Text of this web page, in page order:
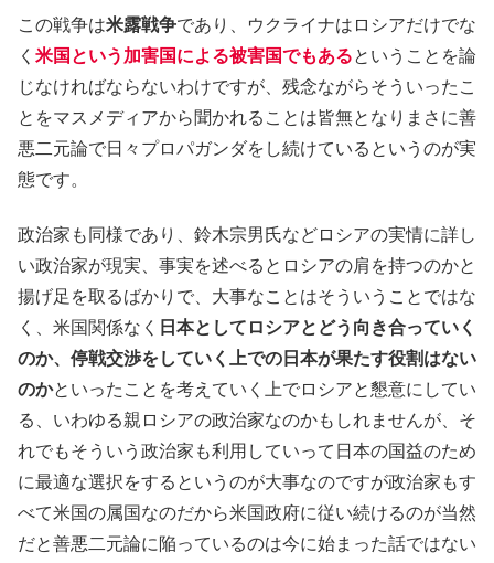
この戦争は米露戦争であり、ウクライナはロシアだけでな
く 米国という加害国による被害国でもあるということを論
じなければならないわけですが、残念ながらそういったこ
とをマスメディアから聞かれることは皆無となりまさに善
悪二元論で日々プロパガンダをし続けているというのが実
態です。
政治家も同様であり、鈴木宗男氏などロシアの実情に詳し
い政治家が現実、事実を述べるとロシアの肩を持つのかと
揚げ足を取るばかりで、大事なことはそういうことではな
く、米国関係なく 日本としてロシアとどう向き合っていく
のか、停戦交渉をしていく上での日本が果たす役割はない
のかといったことを考えていく上でロシアと懇意にしてい
る、いわゆる親ロシアの政治家なのかもしれませんが、そ
れでもそういう政治家も利用していって日本の国益のため
に最適な選択をするというのが大事なのですが政治家もす
べて米国の属国なのだから米国政府に従い続けるのが当然
だと善悪二元論に陥っているのは今に始まった話ではない